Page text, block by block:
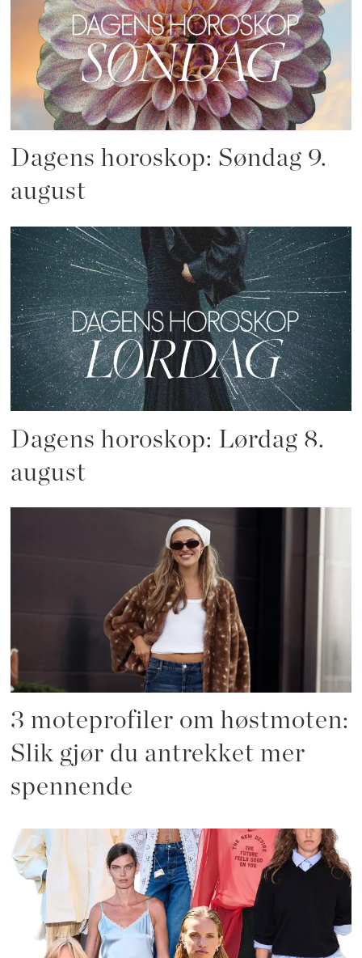
Dagens horoskop: Søndag 9.
august
Dagens horoskop: Lørdag 8.
august
3 moteprofiler om høstmoten:
Slik gjør du antrekket mer
spennende